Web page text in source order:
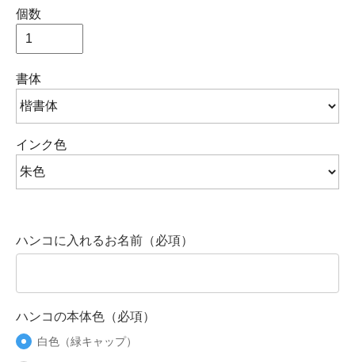
個数
書体
インク色
ハンコに入れるお名前（必項）
ハンコの本体色（必項）
白色（緑キャップ）